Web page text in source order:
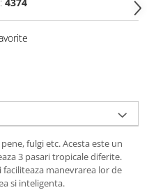
fulgi etc. Acesta este un
3 pasari tropicale diferite.
faciliteaza manevrarea lor de
si inteligenta.